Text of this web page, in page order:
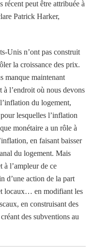
récent peut être attribuée à
Patrick Harker,
Unis n’ont pas construit
la croissance des prix.
manque maintenant
l’endroit où nous devons
du logement,
lesquelles l’inflation
monétaire a un rôle à
en faisant baisser
du logement. Mais
à l’ampleur de ce
d’une action de la part
locaux… en modifiant les
en construisant des
des subventions au